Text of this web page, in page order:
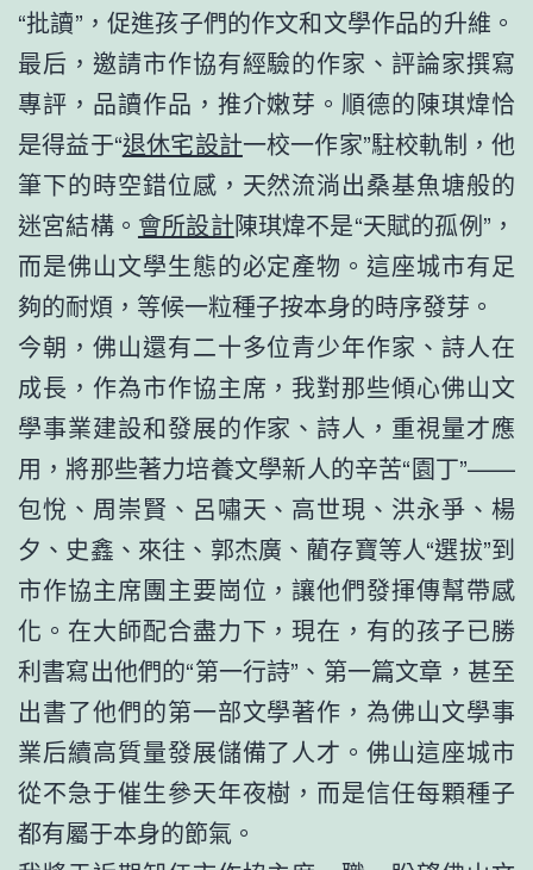
“批讀”，促進孩子們的作文和文學作品的升維。
最后，邀請市作協有經驗的作家、評論家撰寫
專評，品讀作品，推介嫩芽。順德的陳琪煒恰
是得益于“退休宅設計一校一作家”駐校軌制，他
筆下的時空錯位感，天然流淌出桑基魚塘般的
迷宮結構。 會所設計陳琪煒不是“天賦的孤例”，
而是佛山文學生態的必定產物。這座城市有足
夠的耐煩，等候一粒種子按本身的時序發芽。
今朝，佛山還有二十多位青少年作家、詩人在
成長，作為市作協主席，我對那些傾心佛山文
學事業建設和發展的作家、詩人，重視量才應
用，將那些著力培養文學新人的辛苦“園丁”——
包悅、周崇賢、呂嘯天、高世現、洪永爭、楊
夕、史鑫、來往、郭杰廣、藺存寶等人“選拔”到
市作協主席團主要崗位，讓他們發揮傳幫帶感
化。在大師配合盡力下，現在，有的孩子已勝
利書寫出他們的“第一行詩”、第一篇文章，甚至
出書了他們的第一部文學著作，為佛山文學事
業后續高質量發展儲備了人才。佛山這座城市
從不急于催生參天年夜樹，而是信任每顆種子
都有屬于本身的節氣。